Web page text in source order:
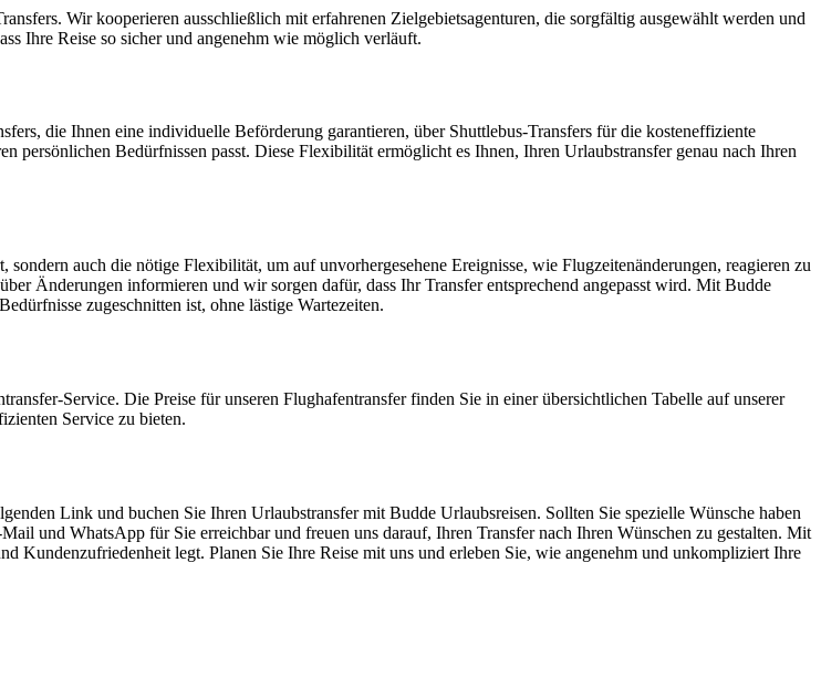
Wir kooperieren ausschließlich mit erfahrenen Zielgebietsagenturen, die sorgfältig ausgewählt werden und
Ihre Reise so sicher und angenehm wie möglich verläuft.
die Ihnen eine individuelle Beförderung garantieren, über Shuttlebus-Transfers für die kosteneffiziente
persönlichen Bedürfnissen passt. Diese Flexibilität ermöglicht es Ihnen, Ihren Urlaubstransfer genau nach Ihren
auch die nötige Flexibilität, um auf unvorhergesehene Ereignisse, wie Flugzeitenänderungen, reagieren zu
Änderungen informieren und wir sorgen dafür, dass Ihr Transfer entsprechend angepasst wird. Mit Budde
zugeschnitten ist, ohne lästige Wartezeiten.
Service. Die Preise für unseren Flughafentransfer finden Sie in einer übersichtlichen Tabelle auf unserer
Service zu bieten.
Link und buchen Sie Ihren Urlaubstransfer mit Budde Urlaubsreisen. Sollten Sie spezielle Wünsche haben
und WhatsApp für Sie erreichbar und freuen uns darauf, Ihren Transfer nach Ihren Wünschen zu gestalten. Mit
Kundenzufriedenheit legt. Planen Sie Ihre Reise mit uns und erleben Sie, wie angenehm und unkompliziert Ihre